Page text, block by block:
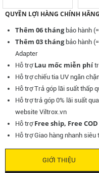
QUYỀN LỢI HÀNG CHÍNH
Thêm 06 thángbảo hành
Thêm 03 thángbảo hành
Adapter
Hỗ trợ Lau mốc miễn phí
Hỗ trợ chiếu tia UV ngăn
Hỗ trợ Trả góp lãi suất thấp
Hỗ trợ trả góp 0% lãi suất
website Viltrox.vn
Hỗ trợ Free ship, Free
Hỗ trợ Giao hàng nhanh
GIỚI THIỆU